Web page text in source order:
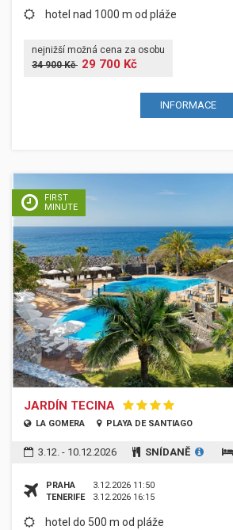
hotel nad 1000 m od pláže
nejnižší možná cena za osobu
34 900 Kč 29 700 Kč
INFORMACE
FIRST
MINUTE
JARDÍN TECINA
LA GOMERA PLAYA DE SANTIAGO
3.12. - 10.12.2026 SNÍDANĚ
PRAHA
3.12.2026 11:50
TENERIFE
3.12.2026 16:15
hotel do 500 m od pláže